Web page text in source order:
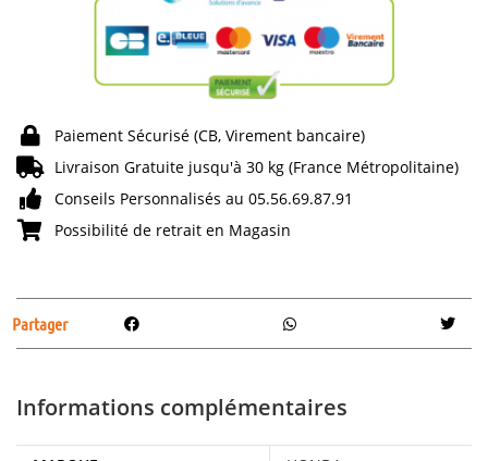
Paiement Sécurisé (CB, Virement bancaire)
Livraison Gratuite jusqu'à 30 kg (France Métropolitaine)
Conseils Personnalisés au 05.56.69.87.91
Possibilité de retrait en Magasin
Partager
Informations complémentaires